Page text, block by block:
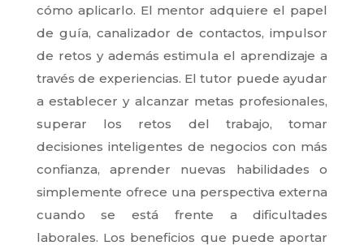
cómo aplicarlo. El mentor adquiere el papel
de guía, canalizador de contactos, impulsor
de retos y además estimula el aprendizaje a
través de experiencias. El tutor puede ayudar
a establecer y alcanzar metas profesionales,
superar los retos del trabajo, tomar
decisiones inteligentes de negocios con más
confianza, aprender nuevas habilidades o
simplemente ofrece una perspectiva externa
cuando se está frente a dificultades
laborales. Los beneficios que puede aportar